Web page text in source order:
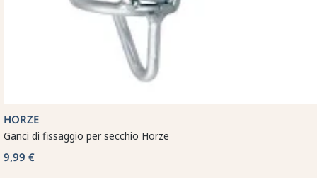
HORZE
Ganci di fissaggio per secchio Horze
9,99 €